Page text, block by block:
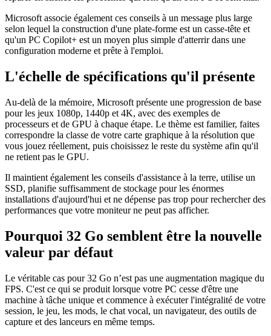
Microsoft associe également ces conseils à un message plus large
selon lequel la construction d'une plate-forme est un casse-tête et
qu'un PC Copilot+ est un moyen plus simple d'atterrir dans une
configuration moderne et prête à l'emploi.
L'échelle de spécifications qu'il présente
Au-delà de la mémoire, Microsoft présente une progression de base
pour les jeux 1080p, 1440p et 4K, avec des exemples de
processeurs et de GPU à chaque étape. Le thème est familier, faites
correspondre la classe de votre carte graphique à la résolution que
vous jouez réellement, puis choisissez le reste du système afin qu'il
ne retient pas le GPU.
Il maintient également les conseils d'assistance à la terre, utilise un
SSD, planifie suffisamment de stockage pour les énormes
installations d'aujourd'hui et ne dépense pas trop pour rechercher des
performances que votre moniteur ne peut pas afficher.
Pourquoi 32 Go semblent être la nouvelle
valeur par défaut
Le véritable cas pour 32 Go n’est pas une augmentation magique du
FPS. C'est ce qui se produit lorsque votre PC cesse d'être une
machine à tâche unique et commence à exécuter l'intégralité de votre
session, le jeu, les mods, le chat vocal, un navigateur, des outils de
capture et des lanceurs en même temps.